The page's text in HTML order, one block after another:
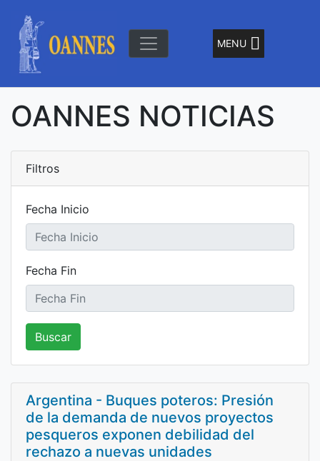
content
Oannes
"El Señor de la Olas"
MENU
OANNES NOTICIAS
Filtros
Fecha Inicio
Fecha Fin
Buscar
Argentina - Buques poteros: Presión
de la demanda de nuevos proyectos
pesqueros exponen debilidad del
rechazo a nuevas unidades